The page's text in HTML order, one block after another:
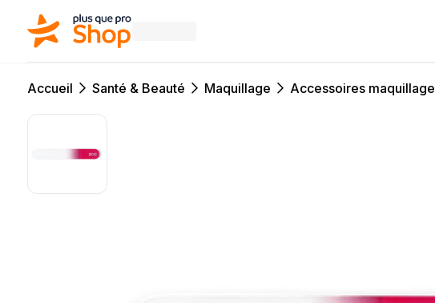
Accueil Santé & Beauté Maquillage Accessoires maquillage